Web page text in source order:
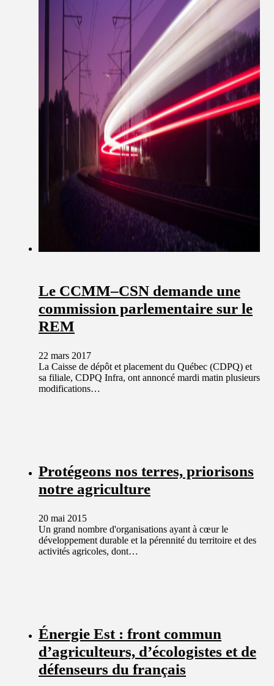
Le CCMM–CSN demande une
commission parlementaire sur le
REM
22 mars 2017
La Caisse de dépôt et placement du Québec (CDPQ) et
sa filiale, CDPQ Infra, ont annoncé mardi matin plusieurs
modifications…
Protégeons nos terres, priorisons
notre agriculture
20 mai 2015
Un grand nombre d'organisations ayant à cœur le
développement durable et la pérennité du territoire et des
activités agricoles, dont…
Énergie Est : front commun
d’agriculteurs, d’écologistes et de
défenseurs du français